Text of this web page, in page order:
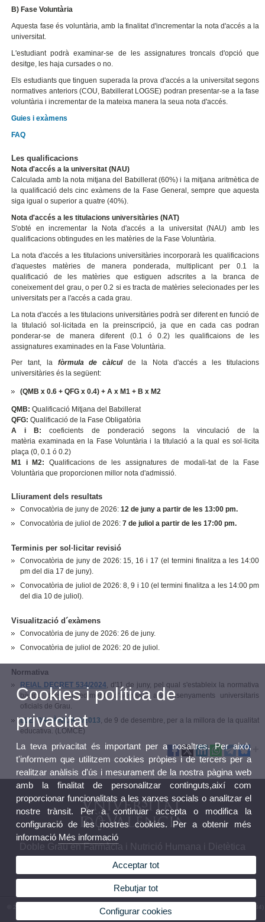
B) Fase Voluntària
Aquesta fase és voluntària, amb la finalitat d'incrementar la nota d'accés a la
universitat.
L'estudiant podrà examinar-se de les assignatures troncals d'opció que
desitge, les haja cursades o no.
Els estudiants que tinguen superada la prova d'accés a la universitat segons
normatives anteriors (COU, Batxillerat LOGSE) podran presentar-se a la fase
voluntària i incrementar de la mateixa manera la seua nota d'accés.
Guies i exàmens
FAQ
Les qualificacions
Nota d'accés a la universitat (NAU)
Calculada amb la nota mitjana del Batxillerat (60%) i la mitjana aritmètica de
la qualificació dels cinc exàmens de la Fase General, sempre que aquesta
siga igual o superior a quatre (40%).
Nota d'accés a les titulacions universitàries (NAT)
S'obté en incrementar la Nota d'accés a la universitat (NAU) amb les
qualificacions obtingudes en les matèries de la Fase Voluntària.
La nota d'accés a les titulacions universitàries incorporarà les qualificacions
d'aquestes matèries de manera ponderada, multiplicant per 0.1 la
qualificació de les matèries que estiguen adscrites a la branca de
coneixement del grau, o per 0.2 si es tracta de matèries selecionades per les
universitats per a l'accés a cada grau.
La nota d'accés a les titulacions universitàries podrà ser diferent en funció de
la titulació sol·licitada en la preinscripció, ja que en cada cas podran
ponderar-se de manera diferent (0.1 ó 0.2) les qualificaions de les
assignatures examinades en la Fase Voluntària.
Per tant, la fòrmula de càlcul
de la Nota d'accés a les titulacions
universitàries és la següent:
(QMB x 0.6 + QFG x 0.4) + A x M1 + B x M2
QMB: Qualificació Mitjana del Batxillerat
QFG: Qualificació de la Fase Obligatòria
A i B:coeficients de ponderació segons la vinculació de la
matèria examinada en la Fase Voluntària i la titulació a la qual es sol·licita
plaça (0, 0.1 ó 0.2)
M1 i M2: Qualificacions de les assignatures de modali-tat de la Fase
Voluntària que proporcionen millor nota d'admissió.
Lliurament dels resultats
Convocatòria de juny de 2026:12 de juny a partir de les 13:00 pm.
Convocatòria de juliol de 2026:7 de juliol a partir de les 17:00 pm.
Terminis per sol·licitar revisió
Convocatòria de juny de 2026: 15, 16 i 17 (el termini finalitza a les 14:00
pm del dia 17 de juny).
Convocatòria de juliol de 2026: 8, 9 i 10 (el termini finalitza a les 14:00 pm
del dia 10 de juliol).
Visualització d´exàmens
Convocatòria de juny de 2026: 26 de juny.
Convocatòria de juliol de 2026: 20 de juliol.
Normativa
REIAL DECRET 534/2024, d'11 de juny, pel qual s'estableix la normativa
bàsica dels procediments d'admissió als ensenyaments universitaris
oficials de Grau.
LLEI ORGÀNICA 8/2013, de 9 de desembre, per a la millora de la qualitat
educativa. (LOMCE)
Doble Grau en Farmàcia i Nutrició Humana i Dietètica
© 2026 UV. - Av. de Vicent Andrés Estellés, 22, 46100 Burjassot. València. Espanya. Tel (+34)
963 86 41 00
Cookies i política de
privacitat
La teva privacitat és important per a nosaltres. Per això,
t'informem que utilitzem cookies pròpies i de tercers per a
realitzar anàlisis d'ús i mesurament de la nostra pàgina web
amb la finalitat de personalitzar continguts,així com
proporcionar funcionalitats a les xarxes socials o analitzar el
nostre trànsit. Per a continuar accepta o modifica la
configuració de les nostres cookies. Per a obtenir més
informació Més informació
Acceptar tot
Rebutjar tot
Configurar cookies